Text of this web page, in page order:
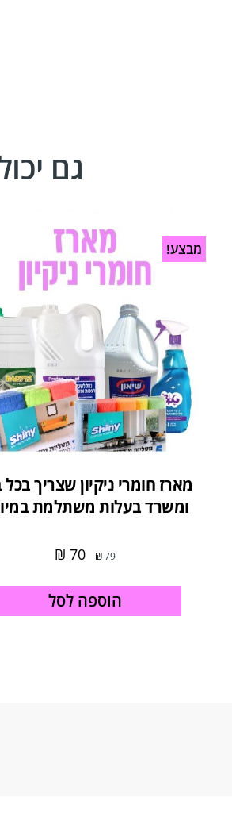
גם
מבצע!
מארז חומרי ניקיון שצריך
ומשרד בעלות משתלמת
79
₪
70
₪
הוספה לסל